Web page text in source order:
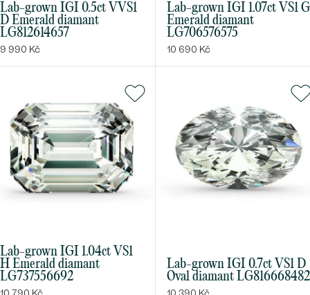
Lab-grown IGI 0.5ct VVS1
D Emerald diamant
LG812614657
9 990 Kč
Lab-grown IGI 1.07ct VS1 G
Emerald diamant
LG706576575
10 690 Kč
Lab-grown IGI 1.04ct VS1
H Emerald diamant
LG737556692
Lab-grown IGI 0.7ct VS1 D
Oval diamant LG816668482